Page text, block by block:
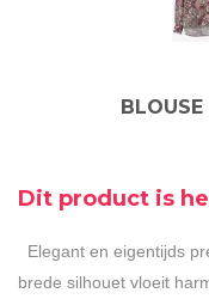
Dit product is
Elegant en eigentijds
brede silhouet vloeit